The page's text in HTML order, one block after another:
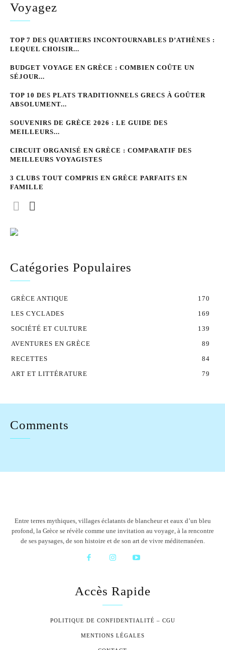
Voyagez
TOP 7 DES QUARTIERS INCONTOURNABLES D’ATHÈNES :
LEQUEL CHOISIR...
BUDGET VOYAGE EN GRÈCE : COMBIEN COÛTE UN
SÉJOUR...
TOP 10 DES PLATS TRADITIONNELS GRECS À GOÛTER
ABSOLUMENT...
SOUVENIRS DE GRÈCE 2026 : LE GUIDE DES
MEILLEURS...
CIRCUIT ORGANISÉ EN GRÈCE : COMPARATIF DES
MEILLEURS VOYAGISTES
3 CLUBS TOUT COMPRIS EN GRÈCE PARFAITS EN
FAMILLE
Catégories Populaires
GRÈCE ANTIQUE
170
LES CYCLADES
169
SOCIÉTÉ ET CULTURE
139
AVENTURES EN GRÈCE
89
RECETTES
84
ART ET LITTÉRATURE
79
Comments
Entre terres mythiques, villages éclatants de blancheur et eaux d’un bleu
profond, la Grèce se révèle comme une invitation au voyage, à la rencontre
de ses paysages, de son histoire et de son art de vivre méditerranéen.
Accès Rapide
POLITIQUE DE CONFIDENTIALITÉ – CGU
MENTIONS LÉGALES